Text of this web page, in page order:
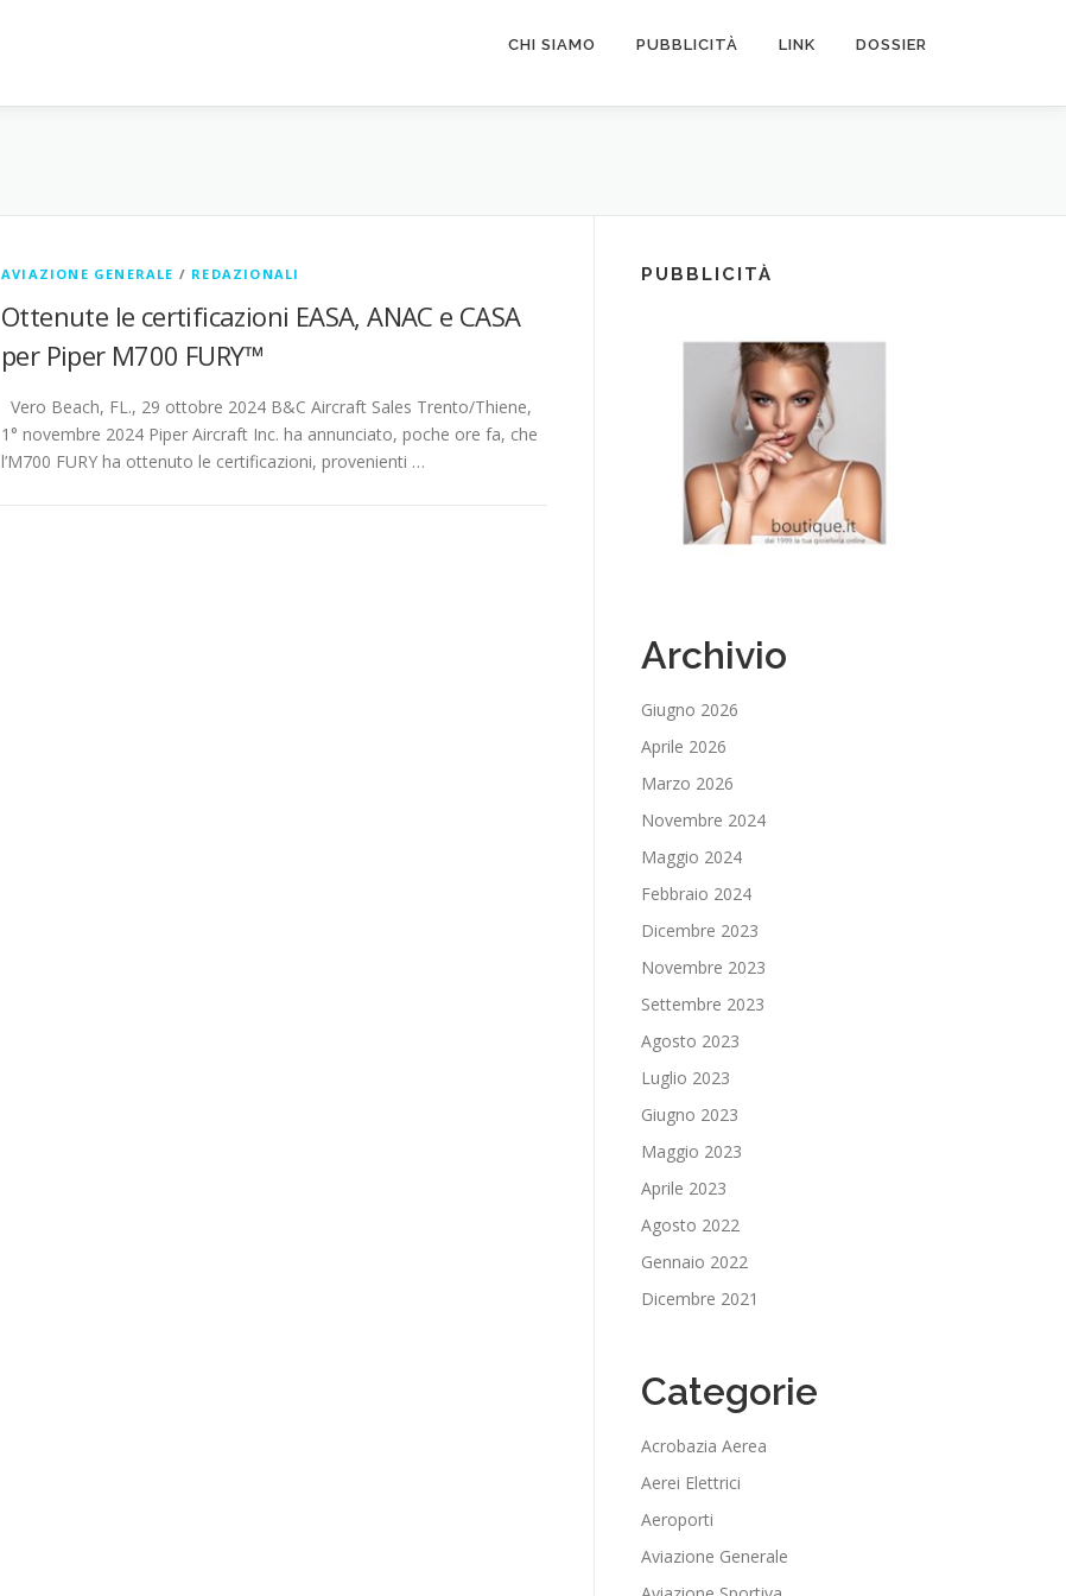
CHI SIAMO PUBBLICITÀ LINK DOSSIER
AVIAZIONE GENERALE / REDAZIONALI
Ottenute le certificazioni EASA, ANAC e CASA
per Piper M700 FURY™
Vero Beach, FL., 29 ottobre 2024 B&C Aircraft Sales Trento/Thiene,
1° novembre 2024 Piper Aircraft Inc. ha annunciato, poche ore fa, che
l’M700 FURY ha ottenuto le certificazioni, provenienti …
PUBBLICITÀ
Archivio
Giugno 2026
Aprile 2026
Marzo 2026
Novembre 2024
Maggio 2024
Febbraio 2024
Dicembre 2023
Novembre 2023
Settembre 2023
Agosto 2023
Luglio 2023
Giugno 2023
Maggio 2023
Aprile 2023
Agosto 2022
Gennaio 2022
Dicembre 2021
Categorie
Acrobazia Aerea
Aerei Elettrici
Aeroporti
Aviazione Generale